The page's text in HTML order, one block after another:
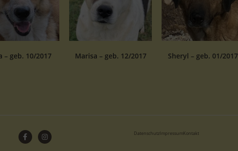
– geb. 10/2017 Marisa – geb. 12/2017 Sheryl – geb. 01/2017
DatenschutzImpressumKontakt